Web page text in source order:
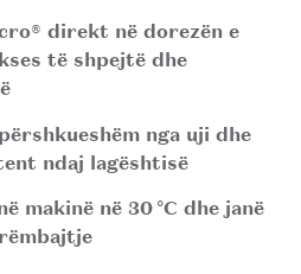
direkt në dorezën e
të shpejtë dhe
nga uji dhe
ndaj lagështisë
makinë në 30 °C dhe janë